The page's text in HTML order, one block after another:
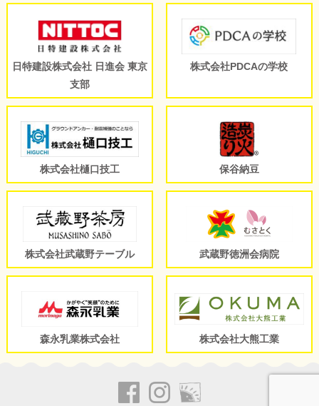
日特建設株式会社 日進会 東京
支部
株式会社PDCAの学校
株式会社樋口技工 保谷納豆
株式会社武蔵野テーブル 武蔵野徳洲会病院
森永乳業株式会社 株式会社大熊工業